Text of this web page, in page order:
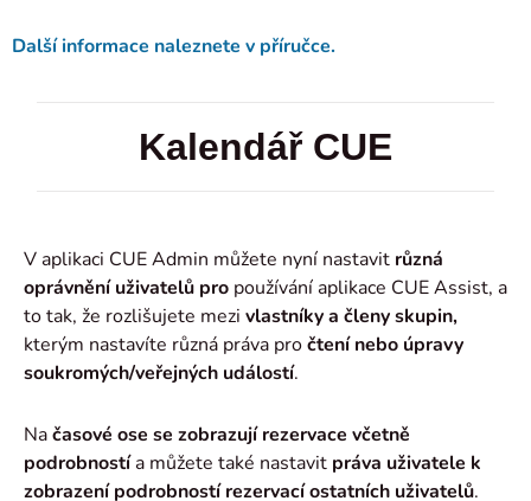
Další informace naleznete v příručce.
Kalendář CUE
V aplikaci CUE Admin můžete nyní nastavit různá
oprávnění uživatelů pro používání aplikace CUE Assist, a
to tak, že rozlišujete mezi vlastníky a členy skupin,
kterým nastavíte různá práva pročtení nebo úpravy
soukromých/veřejných událostí.
Načasové ose se zobrazují rezervace včetně
podrobnostía můžete také nastavit práva uživatele k
zobrazení podrobností rezervací ostatních uživatelů.